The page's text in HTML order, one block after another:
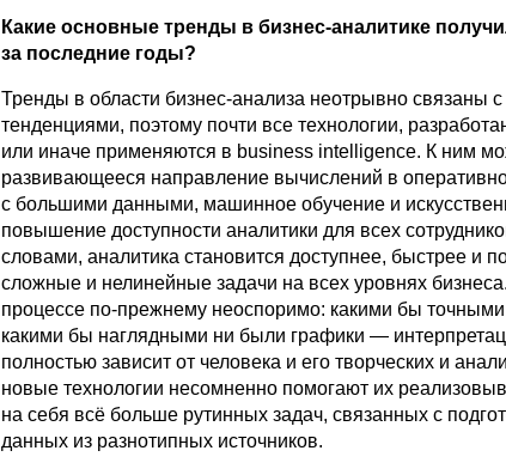
Какие основные тренды в бизнес-аналитике
за последние годы?
Тренды в области бизнес-анализа неотрывно связаны
тенденциями, поэтому почти все технологии,
или иначе применяются в business intelligence. К ним
развивающееся направление вычислений в
с большими данными, машинное обучение и
повышение доступности аналитики для всех
словами, аналитика становится доступнее, быстрее и
сложные и нелинейные задачи на всех уровнях
процессе по-прежнему неоспоримо: какими бы
какими бы наглядными ни были графики —
полностью зависит от человека и его творческих и
новые технологии несомненно помогают их
на себя всё больше рутинных задач, связанных с
данных из разнотипных источников.